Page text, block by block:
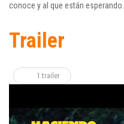
conoce y al que están esperando.
Trailer
1 trailer